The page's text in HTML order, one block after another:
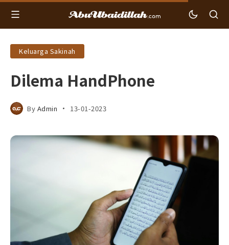
Keluarga Sakinah
Dilema HandPhone
By Admin 13-01-2023